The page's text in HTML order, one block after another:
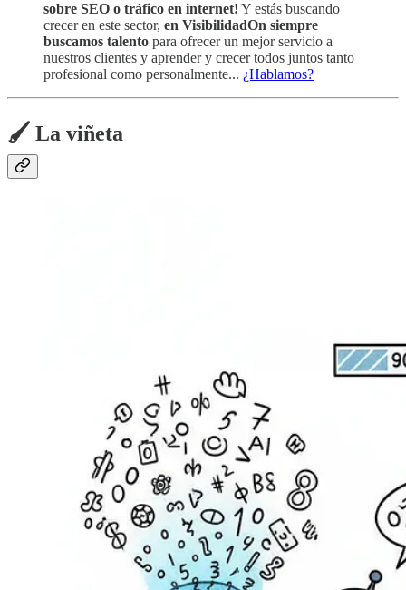
sobre SEO o tráfico en internet! Y estás buscando
crecer en este sector, en VisibilidadOn siempre
buscamos talento para ofrecer un mejor servicio a
nuestros clientes y aprender y crecer todos juntos tanto
profesional como personalmente... ¿Hablamos?
🖌️ La viñeta